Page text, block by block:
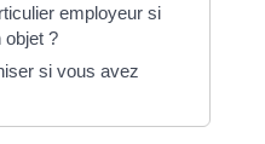
employeur si
objet ?
si vous avez